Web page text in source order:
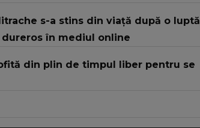
s-a stins din viață după o luptă
dureros în mediul online
din plin de timpul liber pentru se